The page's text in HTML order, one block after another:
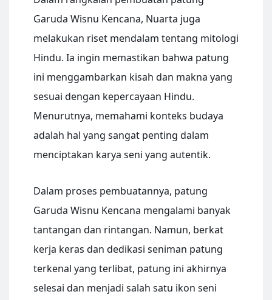
Garuda Wisnu Kencana, Nuarta juga
melakukan riset mendalam tentang mitologi
Hindu. Ia ingin memastikan bahwa patung
ini menggambarkan kisah dan makna yang
sesuai dengan kepercayaan Hindu.
Menurutnya, memahami konteks budaya
adalah hal yang sangat penting dalam
menciptakan karya seni yang autentik.
Dalam proses pembuatannya, patung
Garuda Wisnu Kencana mengalami banyak
tantangan dan rintangan. Namun, berkat
kerja keras dan dedikasi seniman patung
terkenal yang terlibat, patung ini akhirnya
selesai dan menjadi salah satu ikon seni